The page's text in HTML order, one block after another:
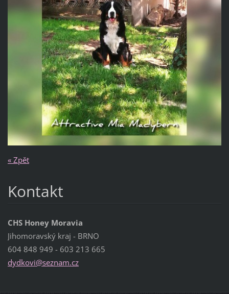
« Zpět
Kontakt
CHS Honey Moravia
Jihomoravský kraj - BRNO
604 848 949 - 603 213 665
dydkovi@seznam.cz